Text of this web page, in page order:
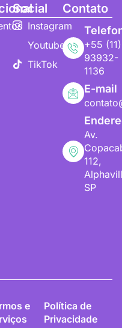
Social
Instagram
Youtube
TikTok
Contato
+55 (11)
93932-
1136
E-mail
Av.
112,
SP
e
Política de
Privacidade